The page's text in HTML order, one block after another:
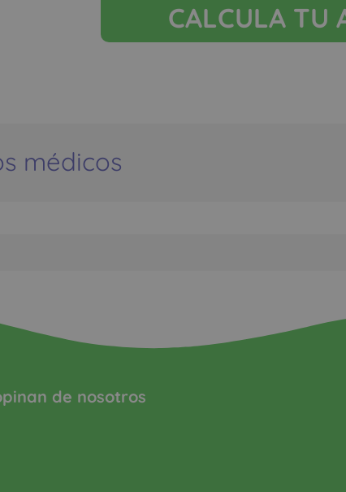
CALCULA TU
médicos
de nosotros